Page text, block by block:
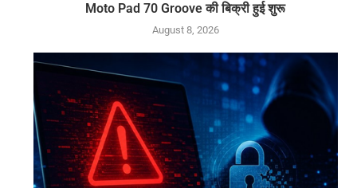
Moto Pad 70 Groove की बिक्री हुई शुरू
August 8, 2026